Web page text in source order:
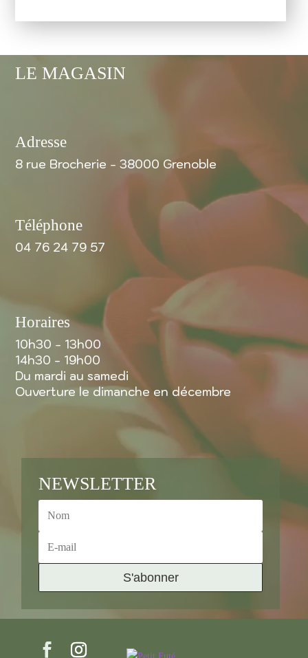
LE MAGASIN
Adresse
8 rue Brocherie - 38000 Grenoble
Téléphone
04 76 24 79 57
Horaires
10h30 - 13h00
14h30 - 19h00
Du mardi au samedi
Ouverture le dimanche en décembre
NEWSLETTER
S'abonner